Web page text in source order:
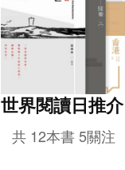
世界閱讀日推介
共 12本書 5關注